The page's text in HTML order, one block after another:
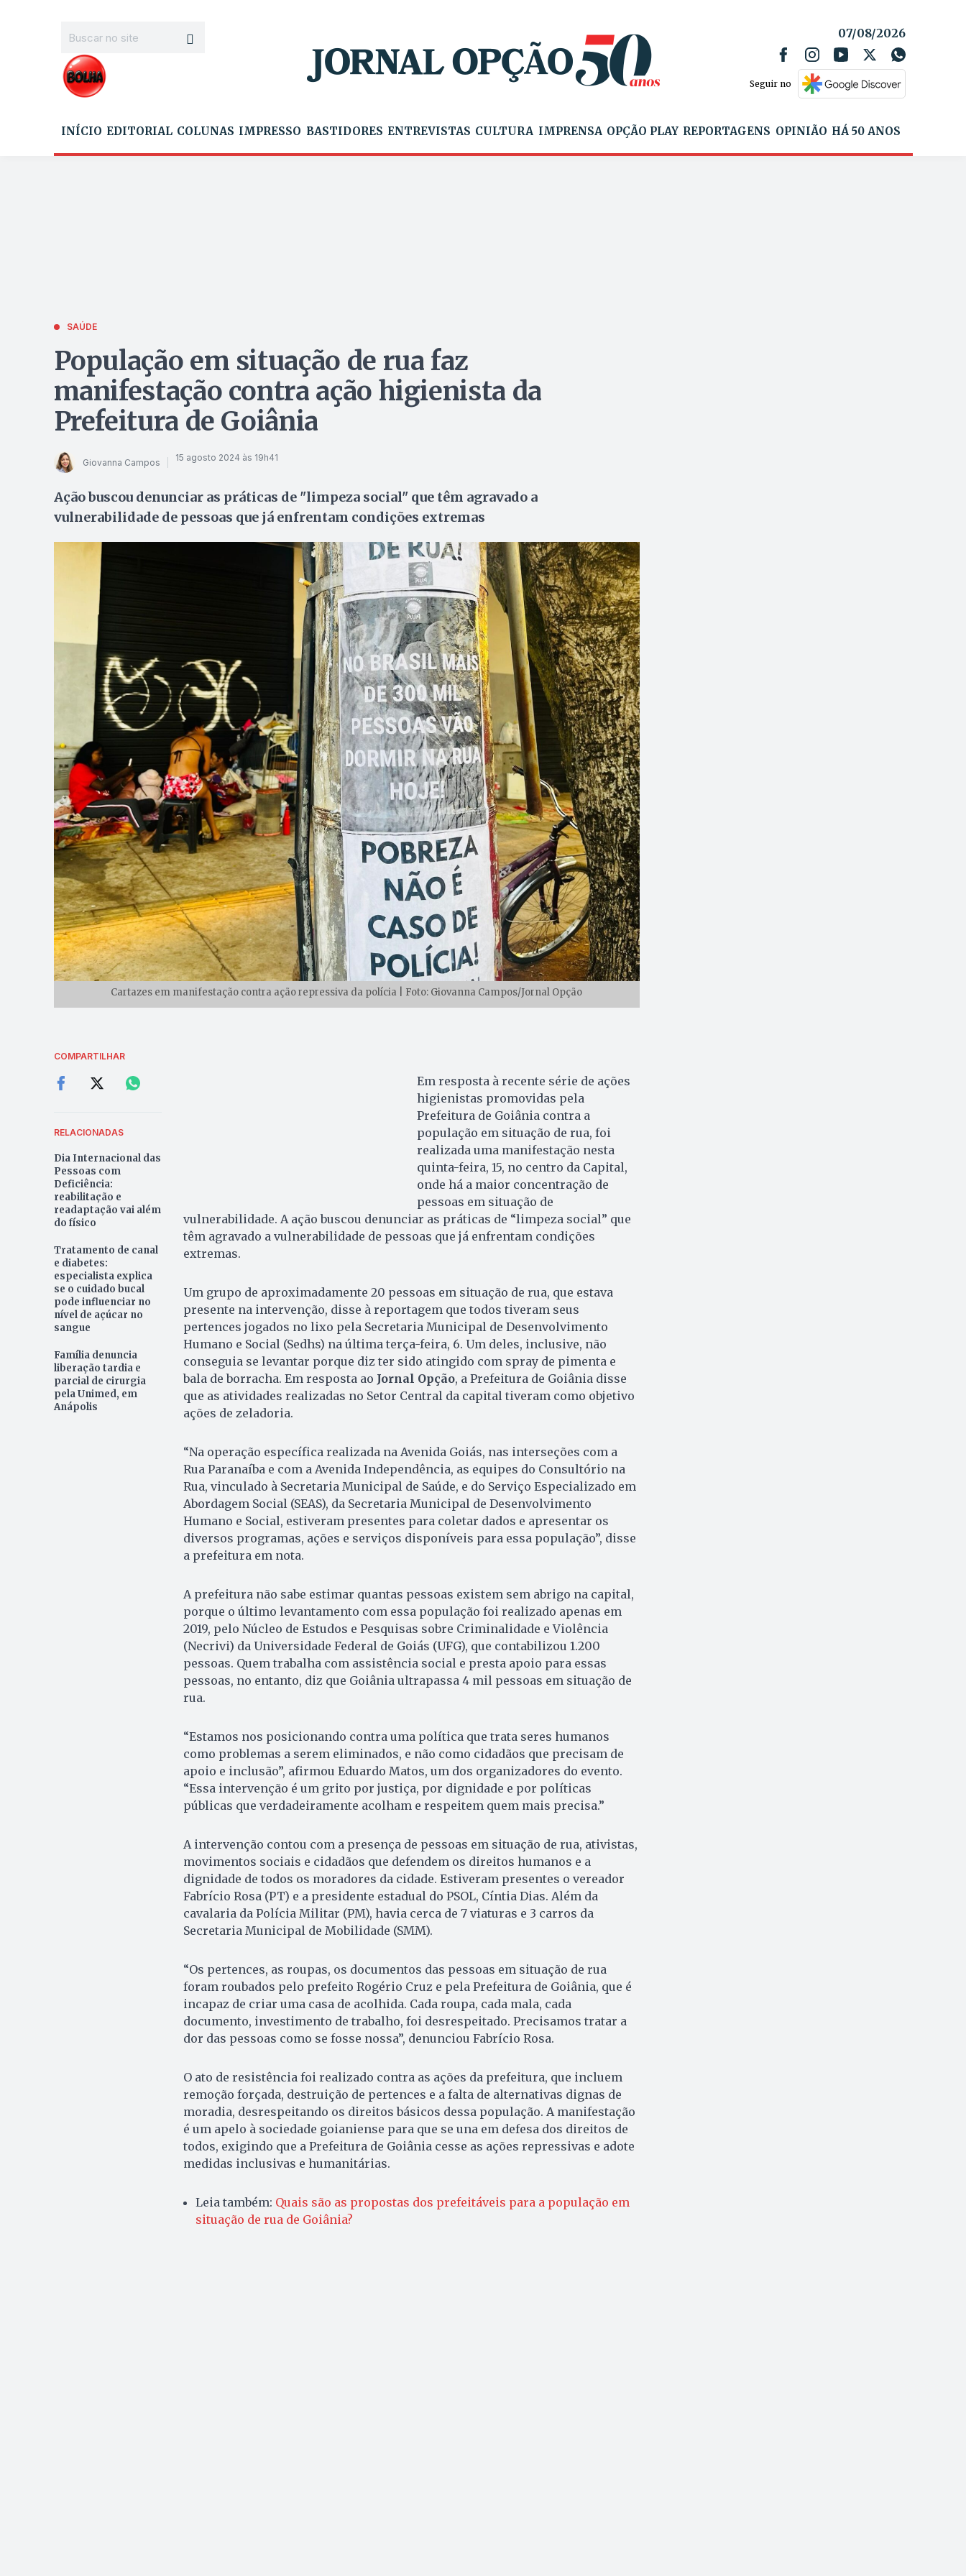
07/08/2026
Seguir no
INÍCIO EDITORIAL COLUNAS IMPRESSO BASTIDORES ENTREVISTAS CULTURA IMPRENSA OPÇÃO PLAY REPORTAGENS OPINIÃO HÁ 50 ANOS
SAÚDE
População em situação de rua faz
manifestação contra ação higienista da
Prefeitura de Goiânia
Giovanna Campos 15 agosto 2024 às 19h41
Ação buscou denunciar as práticas de "limpeza social" que têm agravado a
vulnerabilidade de pessoas que já enfrentam condições extremas
Cartazes em manifestação contra ação repressiva da polícia | Foto: Giovanna Campos/Jornal Opção
COMPARTILHAR
RELACIONADAS
Dia Internacional das
Pessoas com
Deficiência:
reabilitação e
readaptação vai além
do físico
Tratamento de canal
e diabetes:
especialista explica
se o cuidado bucal
pode influenciar no
nível de açúcar no
sangue
Família denuncia
liberação tardia e
parcial de cirurgia
pela Unimed, em
Anápolis
Em resposta à recente série de ações
higienistas promovidas pela
Prefeitura de Goiânia contra a
população em situação de rua, foi
realizada uma manifestação nesta
quinta-feira, 15, no centro da Capital,
onde há a maior concentração de
pessoas em situação de
vulnerabilidade. A ação buscou denunciar as práticas de “limpeza social” que
têm agravado a vulnerabilidade de pessoas que já enfrentam condições
extremas.
Um grupo de aproximadamente 20 pessoas em situação de rua, que estava
presente na intervenção, disse à reportagem que todos tiveram seus
pertences jogados no lixo pela Secretaria Municipal de Desenvolvimento
Humano e Social (Sedhs) na última terça-feira, 6. Um deles, inclusive, não
conseguia se levantar porque diz ter sido atingido com spray de pimenta e
bala de borracha. Em resposta ao Jornal Opção, a Prefeitura de Goiânia disse
que as atividades realizadas no Setor Central da capital tiveram como objetivo
ações de zeladoria.
“Na operação específica realizada na Avenida Goiás, nas interseções com a
Rua Paranaíba e com a Avenida Independência, as equipes do Consultório na
Rua, vinculado à Secretaria Municipal de Saúde, e do Serviço Especializado em
Abordagem Social (SEAS), da Secretaria Municipal de Desenvolvimento
Humano e Social, estiveram presentes para coletar dados e apresentar os
diversos programas, ações e serviços disponíveis para essa população”, disse
a prefeitura em nota.
A prefeitura não sabe estimar quantas pessoas existem sem abrigo na capital,
porque o último levantamento com essa população foi realizado apenas em
2019, pelo Núcleo de Estudos e Pesquisas sobre Criminalidade e Violência
(Necrivi) da Universidade Federal de Goiás (UFG), que contabilizou 1.200
pessoas. Quem trabalha com assistência social e presta apoio para essas
pessoas, no entanto, diz que Goiânia ultrapassa 4 mil pessoas em situação de
rua.
“Estamos nos posicionando contra uma política que trata seres humanos
como problemas a serem eliminados, e não como cidadãos que precisam de
apoio e inclusão”, afirmou Eduardo Matos, um dos organizadores do evento.
“Essa intervenção é um grito por justiça, por dignidade e por políticas
públicas que verdadeiramente acolham e respeitem quem mais precisa.”
A intervenção contou com a presença de pessoas em situação de rua, ativistas,
movimentos sociais e cidadãos que defendem os direitos humanos e a
dignidade de todos os moradores da cidade. Estiveram presentes o vereador
Fabrício Rosa (PT) e a presidente estadual do PSOL, Cíntia Dias. Além da
cavalaria da Polícia Militar (PM), havia cerca de 7 viaturas e 3 carros da
Secretaria Municipal de Mobilidade (SMM).
“Os pertences, as roupas, os documentos das pessoas em situação de rua
foram roubados pelo prefeito Rogério Cruz e pela Prefeitura de Goiânia, que é
incapaz de criar uma casa de acolhida. Cada roupa, cada mala, cada
documento, investimento de trabalho, foi desrespeitado. Precisamos tratar a
dor das pessoas como se fosse nossa”, denunciou Fabrício Rosa.
O ato de resistência foi realizado contra as ações da prefeitura, que incluem
remoção forçada, destruição de pertences e a falta de alternativas dignas de
moradia, desrespeitando os direitos básicos dessa população. A manifestação
é um apelo à sociedade goianiense para que se una em defesa dos direitos de
todos, exigindo que a Prefeitura de Goiânia cesse as ações repressivas e adote
medidas inclusivas e humanitárias.
Leia também: Quais são as propostas dos prefeitáveis para a população em
situação de rua de Goiânia?